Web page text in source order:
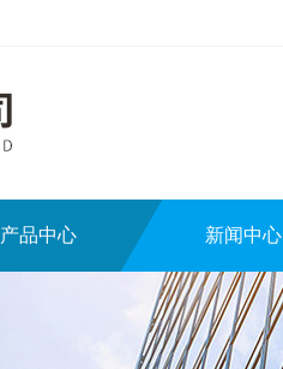
产品中心 新闻中心